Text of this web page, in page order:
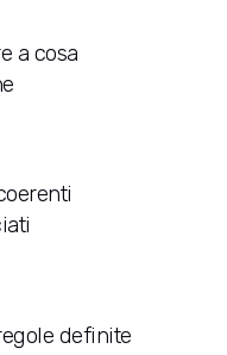
a cosa
definite